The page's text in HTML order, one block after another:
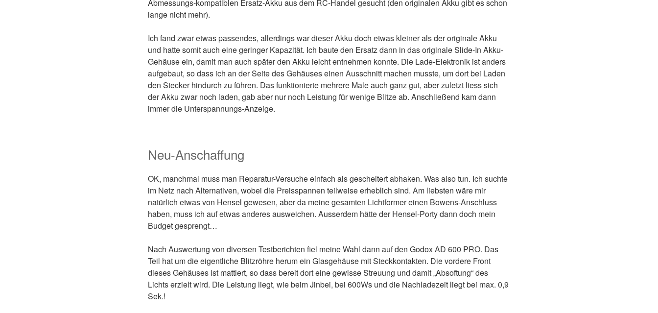
Abmessungs-kompatiblen Ersatz-Akku aus dem RC-Handel gesucht (den originalen Akku gibt es schon
lange nicht mehr).
Ich fand zwar etwas passendes, allerdings war dieser Akku doch etwas kleiner als der originale Akku
und hatte somit auch eine geringer Kapazität. Ich baute den Ersatz dann in das originale Slide-In Akku-
Gehäuse ein, damit man auch später den Akku leicht entnehmen konnte. Die Lade-Elektronik ist anders
aufgebaut, so dass ich an der Seite des Gehäuses einen Ausschnitt machen musste, um dort bei Laden
den Stecker hindurch zu führen. Das funktionierte mehrere Male auch ganz gut, aber zuletzt liess sich
der Akku zwar noch laden, gab aber nur noch Leistung für wenige Blitze ab. Anschließend kam dann
immer die Unterspannungs-Anzeige.
Neu-Anschaffung
OK, manchmal muss man Reparatur-Versuche einfach als gescheitert abhaken. Was also tun. Ich suchte
im Netz nach Alternativen, wobei die Preisspannen teilweise erheblich sind. Am liebsten wäre mir
natürlich etwas von Hensel gewesen, aber da meine gesamten Lichtformer einen Bowens-Anschluss
haben, muss ich auf etwas anderes ausweichen. Ausserdem hätte der Hensel-Porty dann doch mein
Budget gesprengt…
Nach Auswertung von diversen Testberichten fiel meine Wahl dann auf den Godox AD 600 PRO. Das
Teil hat um die eigentliche Blitzröhre herum ein Glasgehäuse mit Steckkontakten. Die vordere Front
dieses Gehäuses ist mattiert, so dass bereit dort eine gewisse Streuung und damit „Absoftung“ des
Lichts erzielt wird. Die Leistung liegt, wie beim Jinbei, bei 600Ws und die Nachladezeit liegt bei max. 0,9
Sek.!